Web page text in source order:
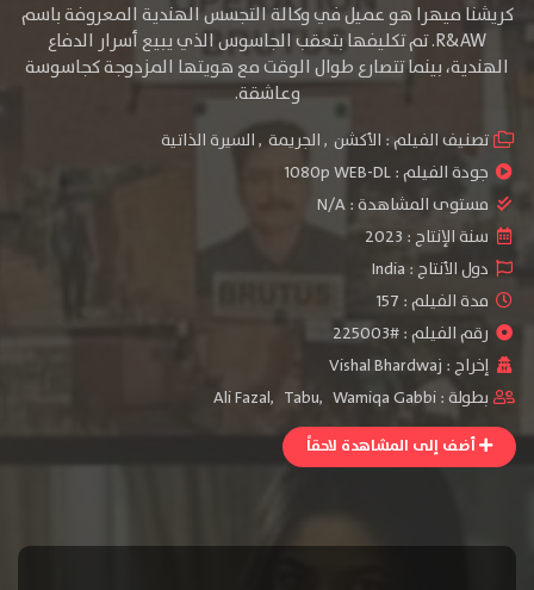
كريشنا ميهرا هو عميل في وكالة التجسس الهندية المعروفة باسم
R&AW. تم تكليفها بتعقب الجاسوس الذي يبيع أسرار الدفاع
الهندية، بينما تتصارع طوال الوقت مع هويتها المزدوجة كجاسوسة
وعاشقة.
تصنيف الفيلم : الأكشن ,الجريمة ,السيرة الذاتية
جودة الفيلم :1080p WEB-DL
مستوى المشاهدة :N/A
سنة الإنتاج : 2023
دول الأنتاج : India
مدة الفيلم : 157
رقم الفيلم : #225003
إخراج : Vishal Bhardwaj
بطولة :
Ali Fazal, Tabu, Wamiqa Gabbi
أضف إلى المشاهدة لاحقاً